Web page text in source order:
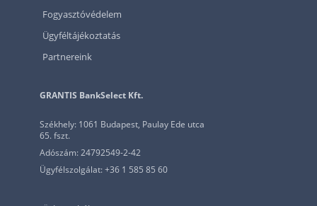
Fogyasztóvédelem
Ügyféltájékoztatás
Partnereink
GRANTIS BankSelect Kft.
Székhely: 1061 Budapest, Paulay Ede utca
65. fszt.
Adószám: 24792549-2-42
Ügyfélszolgálat: +36 1 585 85 60